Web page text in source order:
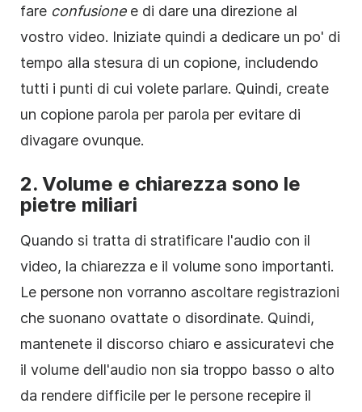
fare confusionee di dare una direzione al
vostro video. Iniziate quindi a dedicare un po' di
tempo alla stesura di un copione, includendo
tutti i punti di cui volete parlare. Quindi, create
un copione parola per parola per evitare di
divagare ovunque.
2. Volume e chiarezza sono le
pietre miliari
Quando si tratta di stratificare l'audio con il
video, la chiarezza e il volume sono importanti.
Le persone non vorranno ascoltare registrazioni
che suonano ovattate o disordinate. Quindi,
mantenete il discorso chiaro e assicuratevi che
il volume dell'audio non sia troppo basso o alto
da rendere difficile per le persone recepire il